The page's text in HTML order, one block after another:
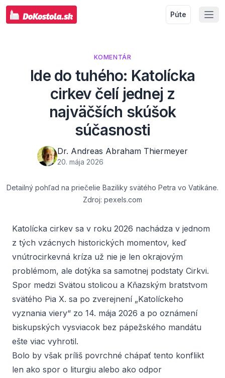
Púte
KOMENTÁR
Ide do tuhého: Katolícka
cirkev čelí jednej z
najväčších skúšok
súčasnosti
Dr. Andreas Abraham Thiermeyer
20. mája 2026
Detailný pohľad na priečelie Baziliky svätého Petra vo Vatikáne.
Zdroj: pexels.com
Katolícka cirkev sa v roku 2026 nachádza v jednom
z tých vzácnych historických momentov, keď
vnútrocirkevná kríza už nie je len okrajovým
problémom, ale dotýka sa samotnej podstaty Cirkvi.
Spor medzi Svätou stolicou a Kňazským bratstvom
svätého Pia X. sa po zverejnení „Katolíckeho
vyznania viery“ zo 14. mája 2026 a po oznámení
biskupských vysviacok bez pápežského mandátu
ešte viac vyhrotil.
Bolo by však príliš povrchné chápať tento konflikt
len ako spor o liturgiu alebo ako odpor